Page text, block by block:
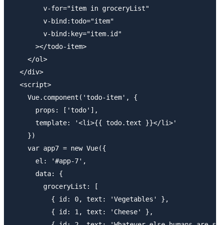
        v-for="item in groceryList"
        v-bind:todo="item"
        v-bind:key="item.id"
      ></todo-item>
    </ol>
  </div>
  <script>
    Vue.component('todo-item', {
      props: ['todo'],
      template: '<li>{{ todo.text }}</li>'
    })
    var app7 = new Vue({
      el: '#app-7',
      data: {
        groceryList: [
          { id: 0, text: 'Vegetables' },
          { id: 1, text: 'Cheese' },